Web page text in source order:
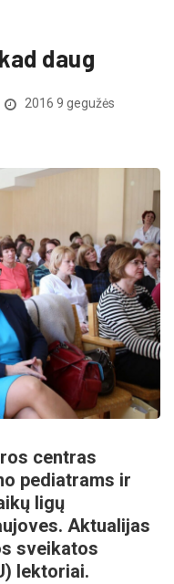
daug
2016 9 gegužės
centras
pediatrams ir
ligų
Aktualijas
sveikatos
lektoriai.